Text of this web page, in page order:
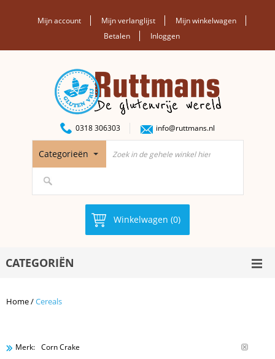
Mijn account Mijn verlanglijst
Mijn winkelwagen
Betalen
Inloggen
0318 306303 info@ruttmans.nl
Categorieën
Winkelwagen (0)
CATEGORIËN
Home/Cereals
Merk: Corn Crake